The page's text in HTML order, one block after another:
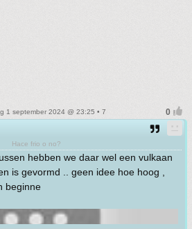
1 september 2024 @ 23:25 • 7
Hace frio o no?
hebben we daar wel een vulkaan
is gevormd .. geen idee hoe hoog ,
beginne